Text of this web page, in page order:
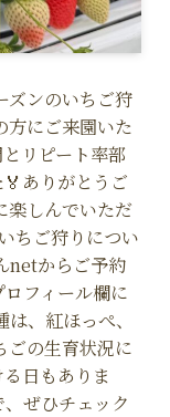
ズンのいちご狩
方にご来園いた
リピート率部
ありがとうご
楽しんでいただ
ちご狩りについ
netからご予約
フィール欄に
、紅ほっぺ、
ごの生育状況に
日もありま
ぜひチェック